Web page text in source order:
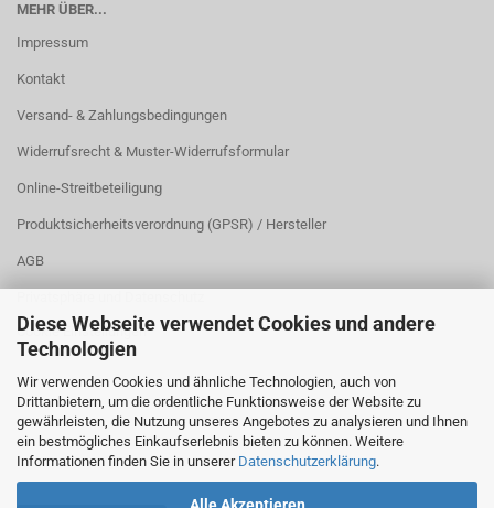
Diese Webseite verwendet Cookies und andere
Technologien
Wir verwenden Cookies und ähnliche Technologien, auch von
Drittanbietern, um die ordentliche Funktionsweise der Website zu
gewährleisten, die Nutzung unseres Angebotes zu analysieren und Ihnen
ein bestmögliches Einkaufserlebnis bieten zu können. Weitere
Informationen finden Sie in unserer Datenschutzerklärung.
MEHR ÜBER...
Impressum
Kontakt
Versand- & Zahlungsbedingungen
Widerrufsrecht & Muster-Widerrufsformular
Online-Streitbeteiligung
Produktsicherheitsverordnung (GPSR) / Hersteller
AGB
Cookie Einstellungen